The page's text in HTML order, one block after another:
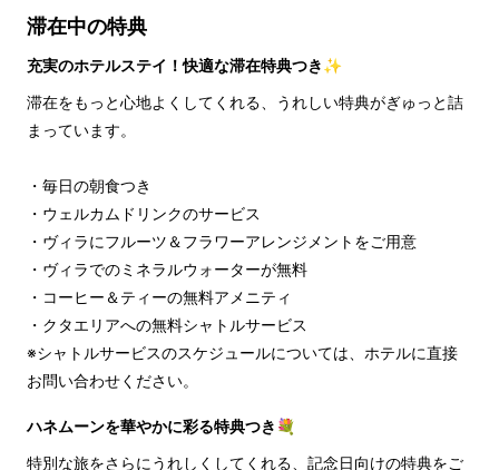
滞在中の特典
充実のホテルステイ！快適な滞在特典つき✨
滞在をもっと心地よくしてくれる、うれしい特典がぎゅっと詰
まっています。
・毎日の朝食つき
・ウェルカムドリンクのサービス
・ヴィラにフルーツ＆フラワーアレンジメントをご用意
・ヴィラでのミネラルウォーターが無料
・コーヒー＆ティーの無料アメニティ
・クタエリアへの無料シャトルサービス
※シャトルサービスのスケジュールについては、ホテルに直接
お問い合わせください。
ハネムーンを華やかに彩る特典つき💐
特別な旅をさらにうれしくしてくれる、記念日向けの特典をご